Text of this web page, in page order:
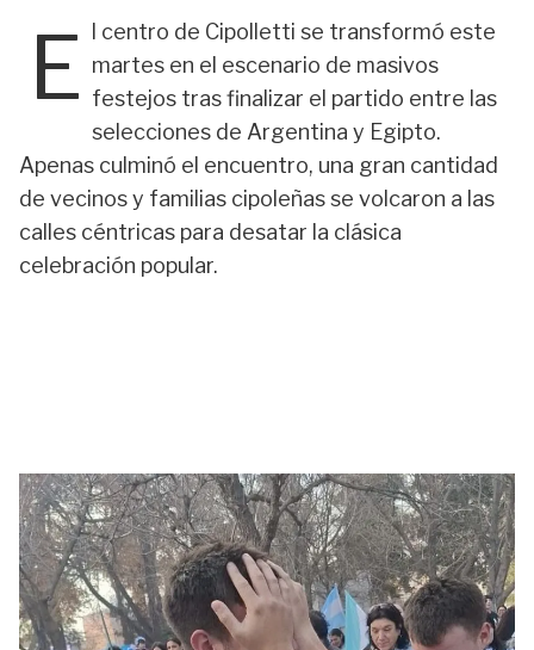
E
l centro de Cipolletti se transformó este
martes en el escenario de masivos
festejos tras finalizar el partido entre las
selecciones de Argentina y Egipto.
Apenas culminó el encuentro, una gran cantidad
de vecinos y familias cipoleñas se volcaron a las
calles céntricas para desatar la clásica
celebración popular.